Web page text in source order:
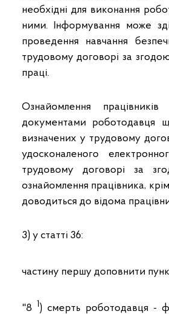
необхідні для виконання
ними. Інформування може
проведення навчання
трудовому договорі за
праці.
Ознайомлення
документами роботодавця
визначених у трудовому
удосконаленого
трудовому договорі за
ознайомлення працівника,
доводиться до відома
3) у статті 36:
частину першу доповнити
"8
) смерть роботодавця -